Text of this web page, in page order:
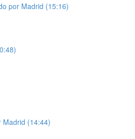
por Madrid (15:16)
Madrid (14:44)